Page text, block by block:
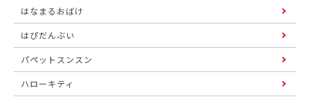
はなまるおばけ
はぴだんぶい
パペットスンスン
ハローキティ